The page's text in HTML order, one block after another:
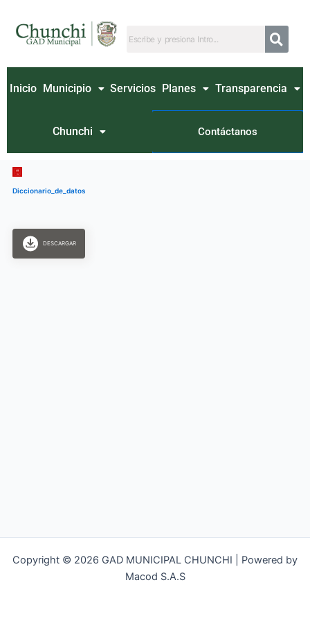
contenido
Inicio Municipio Servicios Planes Transparencia
Chunchi Contáctanos
Diccionario_de_datos
DESCARGAR
Copyright © 2026 GAD MUNICIPAL CHUNCHI | Powered by
Macod S.A.S